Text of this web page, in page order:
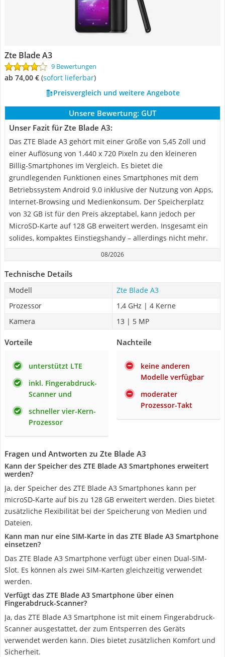
Zte Blade A3
9 Bewertungen
ab 74,00 € ( Sofort lieferbar)
Preisvergleich und weitere Angebote
Unsere Bewertung: GUT
Unser Fazit für Zte Blade A3:
Das ZTE Blade A3 gehört mit einer Größe von 5,45 Zoll und
einer Auflösung von 1.440 x 720 Pixeln zu den kleineren
Billig-Smartphones im Vergleich. Es bietet die
grundlegenden Funktionen eines Smartphones mit dem
Betriebssystem Android 9.0 inklusive der Nutzung von Apps,
Internet-Browsing und Medienkonsum. Der Speicherplatz
von 32 GB ist für den Preis akzeptabel, kann jedoch per
MicroSD-Karte auf 128 GB erweitert werden. Insgesamt ein
solides, kompaktes Einstiegshandy – allerdings nicht mehr.
08/2026
Technische Details
Modell
Zte Blade A3
Prozessor
1,4 GHz | 4 Kerne
Kamera
13 | 5 MP
Vorteile
unterstützt LTE
inkl. Fingerabdruck-
Scanner und
schneller vier-Kern-
Prozessor
Nachteile
keine anderen
Modelle verfügbar
moderater
Prozessor-Takt
Fragen und Antworten zu Zte Blade A3
Kann der Speicher des ZTE Blade A3 Smartphones erweitert
werden?
Ja, der Speicher des ZTE Blade A3 Smartphones kann per
microSD-Karte auf bis zu 128 GB erweitert werden. Dies bietet
zusätzliche Flexibilität bei der Speicherung von Medien und
Dateien.
Kann man nur eine SIM-Karte in das ZTE Blade A3 Smartphone
einsetzen?
Das ZTE Blade A3 Smartphone verfügt über einen Dual-SIM-
Slot. Es können als zwei SIM-Karten gleichzeitig verwendet
werden.
Verfügt das ZTE Blade A3 Smartphone über einen
Fingerabdruck-Scanner?
Ja, das ZTE Blade A3 Smartphone ist mit einem Fingerabdruck-
Scanner ausgestattet, der zum Entsperren des Geräts
verwendet werden kann. Dies bietet zusätzlichen Komfort und
Sicherheit.